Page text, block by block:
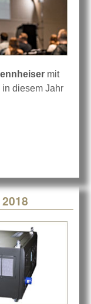
mit
in diesem Jahr